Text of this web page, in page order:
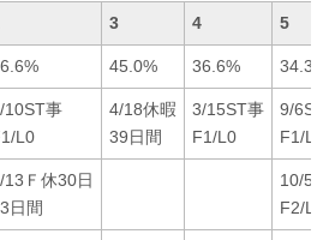
3 4 5
45.0% 36.6% 34.3%
10ST事
L0
4/18休暇
39日間
3/15ST事
F1/L0
9/6ST
F1/L0
13Ｆ休30日
日間
10/
F2/L0